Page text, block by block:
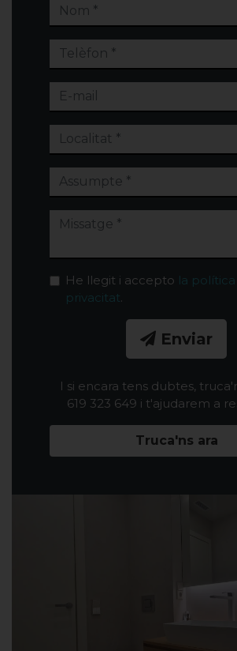
He llegit i accepto la
privacitat.
Enviar
I si encara tens dubtes,
619 323 649 i t'ajudarem a
Truca'ns ara